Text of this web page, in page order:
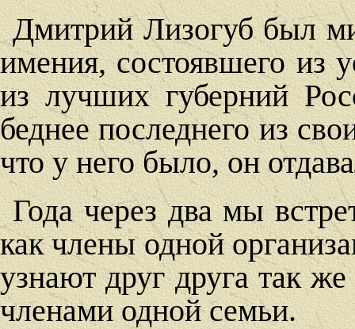
Дмитрий Лизогуб был
имения, состоявшего из
из лучших губерний
беднее последнего из
что у него было, он
Года через два мы
как члены одной
узнают друг друга так
членами одной семьи.